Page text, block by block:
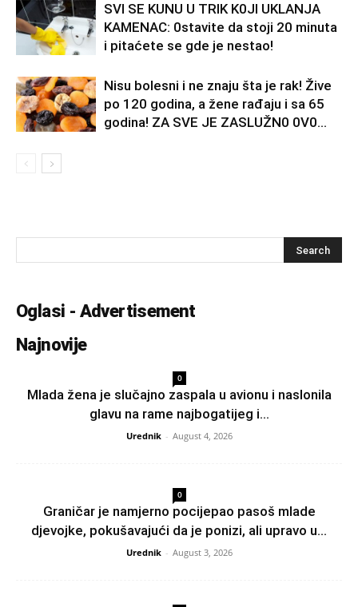
SVl SE KUNU U TRlK K0Jl UKLANJA
KAMENAC: 0stavite da stoji 20 minuta
i pitaćete se gde je nestao!
Nisu bolesni i ne znaju šta je rak! Žive
po 120 godina, a žene rađaju i sa 65
godina! ZA SVE JE ZASLUŽN0 0V0...
Oglasi - Advertisement
Najnovije
0
Mlada žena je slučajno zaspala u avionu i naslonila
glavu na rame najbogatijeg i...
Urednik - August 4, 2026
0
Graničar je namjerno pocijepao pasoš mlade
djevojke, pokušavajući da je ponizi, ali upravo u...
Urednik - August 3, 2026